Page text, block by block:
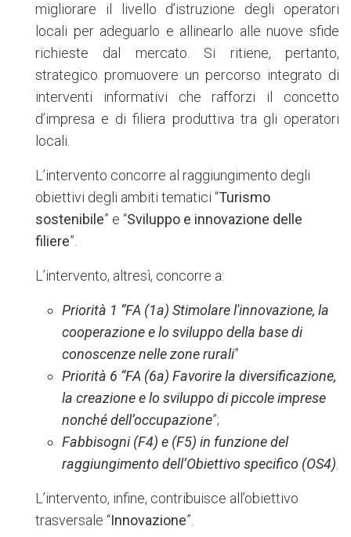
migliorare il livello d’istruzione degli operatori
locali per adeguarlo e allinearlo alle nuove sfide
richieste dal mercato. Si ritiene, pertanto,
strategico promuovere un percorso integrato di
interventi informativi che rafforzi il concetto
d’impresa e di filiera produttiva tra gli operatori
locali.
L’intervento concorre al raggiungimento degli
obiettivi degli ambiti tematici “Turismo
sostenibile” e “Sviluppo e innovazione delle
filiere”.
L’intervento, altresì, concorre a:
Priorità 1 “FA (1a) Stimolare l'innovazione, la
cooperazione e lo sviluppo della base di
conoscenze nelle zone rurali”
Priorità 6 “FA (6a) Favorire la diversificazione,
la creazione e lo sviluppo di piccole imprese
nonché dell’occupazione”;
Fabbisogni (F4) e (F5) in funzione del
raggiungimento dell’Obiettivo specifico (OS4)
L’intervento, infine, contribuisce all’obiettivo
trasversale “Innovazione”.